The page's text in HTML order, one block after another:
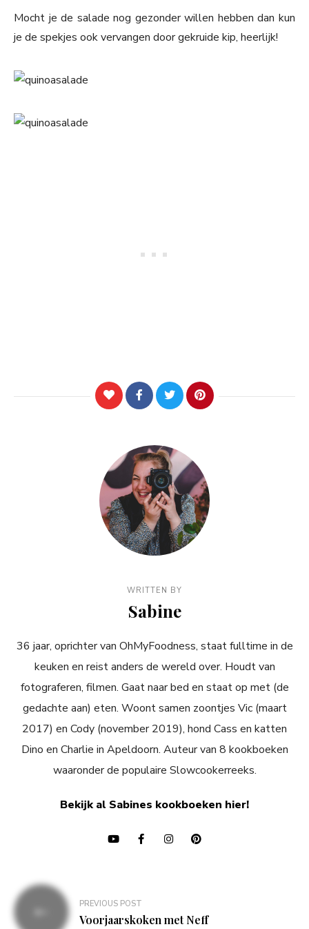
Mocht je de salade nog gezonder willen hebben dan kun
je de spekjes ook vervangen door gekruide kip, heerlijk!
WRITTEN BY
Sabine
36 jaar, oprichter van OhMyFoodness, staat fulltime in de
keuken en reist anders de wereld over. Houdt van
fotograferen, filmen. Gaat naar bed en staat op met (de
gedachte aan) eten. Woont samen zoontjes Vic (maart
2017) en Cody (november 2019), hond Cass en katten
Dino en Charlie in Apeldoorn. Auteur van 8 kookboeken
waaronder de populaire Slowcookerreeks.
Bekijk al Sabines kookboeken hier!
Bericht
navigatie
PREVIOUS POST
Voorjaarskoken met Neff